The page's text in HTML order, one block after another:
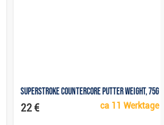
SuperStroke CounterCore Putter Weight, 75g
ca 11 Werktage
22 €